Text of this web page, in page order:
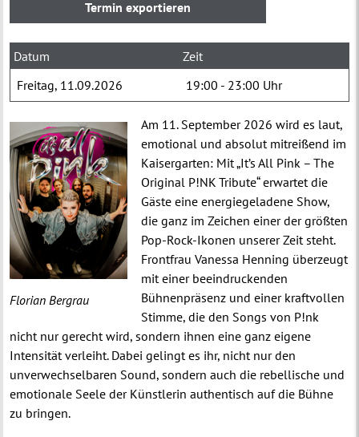
Freitag 11.09.2026 19:00 - 23:00 Uhr
Florian Bergrau
Am 11. September 2026 wird es laut,
emotional und absolut mitreißend im
Kaisergarten: Mit „It’s All Pink – The
Original P!NK Tribute“ erwartet die
Gäste eine energiegeladene Show,
die ganz im Zeichen einer der größten
Pop-Rock-Ikonen unserer Zeit steht.
Frontfrau Vanessa Henning überzeugt
mit einer beeindruckenden
Bühnenpräsenz und einer kraftvollen
Stimme, die den Songs von P!nk
nicht nur gerecht wird, sondern ihnen eine ganz eigene
Intensität verleiht. Dabei gelingt es ihr, nicht nur den
unverwechselbaren Sound, sondern auch die rebellische und
emotionale Seele der Künstlerin authentisch auf die Bühne
zu bringen.